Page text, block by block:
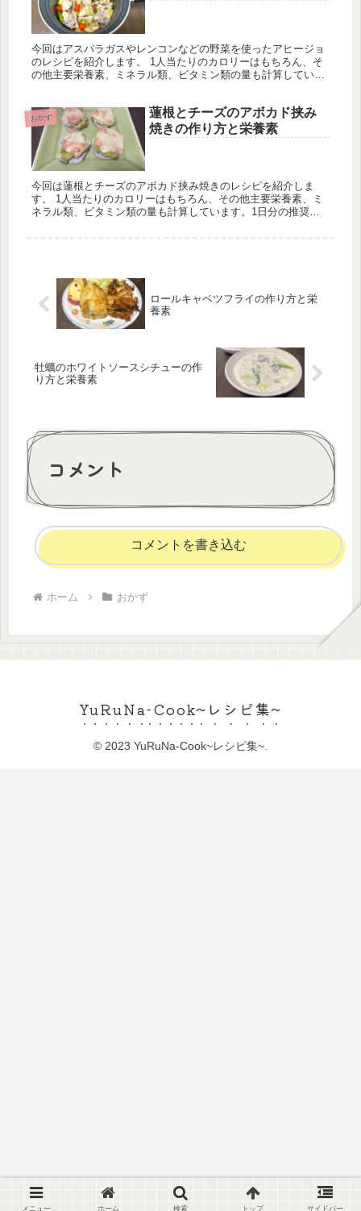
今回はアスパラガスやレンコンなどの野菜を使ったアヒージョ
のレシピを紹介します。 1人当たりのカロリーはもちろん、そ
の他主要栄養素、ミネラル類、ビタミン類の量も計算していま
おかず
蓮根とチーズのアボカド挟み
焼きの作り方と栄養素
今回は蓮根とチーズのアボカド挟み焼きのレシピを紹介しま
す。 1人当たりのカロリーはもちろん、その他主要栄養素、ミ
ネラル類、ビタミン類の量も計算しています。1日分の推奨量
ロールキャベツフライの作り方と栄
養素
牡蠣のホワイトソースシチューの作
り方と栄養素
コメント
コメントを書き込む
ホーム おかず
YuRuNa-Cook~レシピ集~
© 2023 YuRuNa-Cook~レシピ集~.
メニュー ホーム 検索 トップ サイドバー